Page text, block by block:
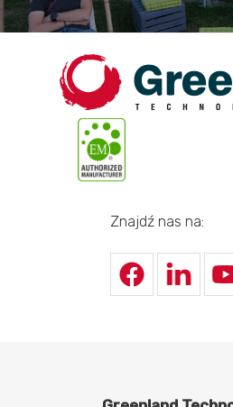
Znajdź nas na: